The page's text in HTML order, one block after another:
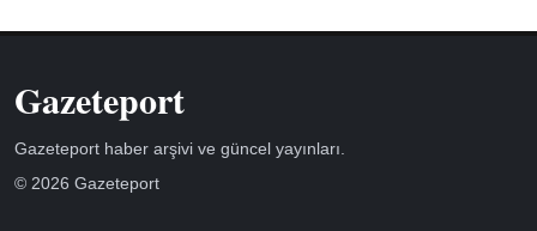
Gazeteport
Gazeteport haber arşivi ve güncel yayınları.
© 2026 Gazeteport